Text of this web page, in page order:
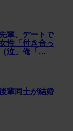
輩、デートで
性「付き合っ
泣」俺「…
輩同士が結婚